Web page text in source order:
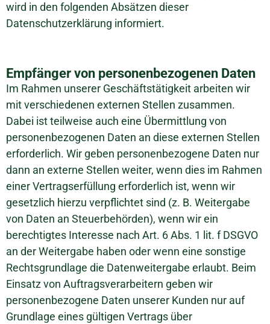
wird in den folgenden Absätzen dieser
Datenschutzerklärung informiert.
Empfänger von personenbezogenen Daten
Im Rahmen unserer Geschäftstätigkeit arbeiten wir
mit verschiedenen externen Stellen zusammen.
Dabei ist teilweise auch eine Übermittlung von
personenbezogenen Daten an diese externen Stellen
erforderlich. Wir geben personenbezogene Daten nur
dann an externe Stellen weiter, wenn dies im Rahmen
einer Vertragserfüllung erforderlich ist, wenn wir
gesetzlich hierzu verpflichtet sind (z. B. Weitergabe
von Daten an Steuerbehörden), wenn wir ein
berechtigtes Interesse nach Art. 6 Abs. 1 lit. f DSGVO
an der Weitergabe haben oder wenn eine sonstige
Rechtsgrundlage die Datenweitergabe erlaubt. Beim
Einsatz von Auftragsverarbeitern geben wir
personenbezogene Daten unserer Kunden nur auf
Grundlage eines gültigen Vertrags über